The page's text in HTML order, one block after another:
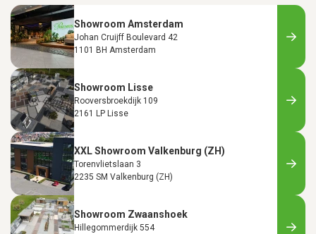
Showroom Amsterdam
Johan Cruijff Boulevard 42
1101 BH Amsterdam
Showroom Lisse
Rooversbroekdijk 109
2161 LP Lisse
XXL Showroom Valkenburg (ZH)
Torenvlietslaan 3
2235 SM Valkenburg (ZH)
Showroom Zwaanshoek
Hillegommerdijk 554